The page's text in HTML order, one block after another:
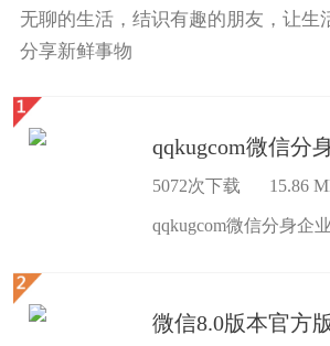
无聊的生活，结识有趣的朋友，让生
分享新鲜事物
qqkugcom微信分
5072次下载
15.86
微信8.0版本官方